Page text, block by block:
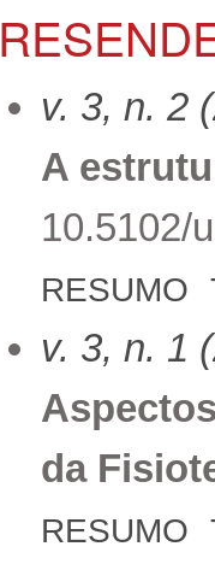
v. 3, n. 2
A
10.5102/
RESUMO
v. 3, n. 1
da
RESUMO